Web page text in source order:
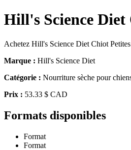
Hill's Science
Achetez Hill's Science Diet Chiot
Marque : Hill's Science Diet
Catégorie : Nourriture sèche pour
Prix : 53.33 $ CAD
Formats disponibles
Format
Format